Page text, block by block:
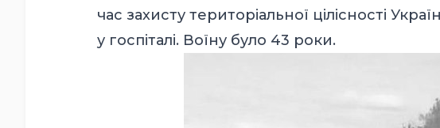
час захисту територіальної цілісності
у госпіталі. Воїну було 43 роки.